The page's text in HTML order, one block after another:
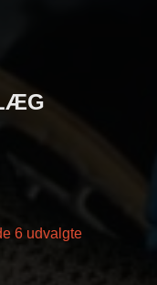
6 udvalgte